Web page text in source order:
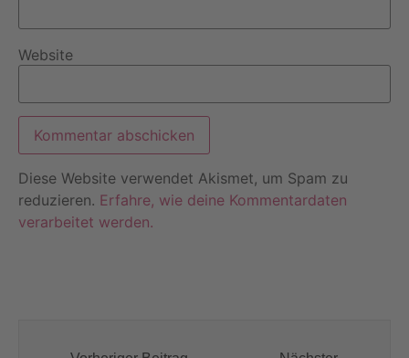
Website
Diese Website verwendet Akismet, um Spam zu
reduzieren. Erfahre, wie deine Kommentardaten
verarbeitet werden.